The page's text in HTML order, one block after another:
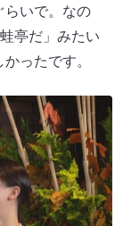
らいで。なの
亭だ」みたい
ったです。